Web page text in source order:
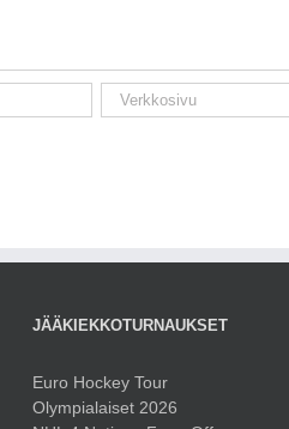
JÄÄKIEKKOTURNAUKSET
Euro Hockey Tour
Olympialaiset 2026